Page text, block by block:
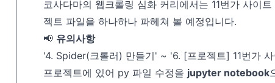
코사다마의 웹크롤링 심화 커리에서는 11번가 사이
젝트 파일을 하나하나 파헤쳐 볼 예정입니다.
📢 유의사항
'4. Spider(크롤러) 만들기' ~ '6. [프로젝트] 11번가
프로젝트에 있어 py 파일 수정을 jupyter notebook